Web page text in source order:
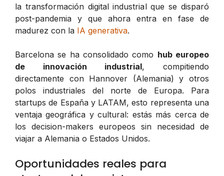
la transformación digital industrial que se disparó
post-pandemia y que ahora entra en fase de
madurez con la IA generativa.
Barcelona se ha consolidado como hub europeo
de innovación industrial, compitiendo
directamente con Hannover (Alemania) y otros
polos industriales del norte de Europa. Para
startups de España y LATAM, esto representa una
ventaja geográfica y cultural: estás más cerca de
los decision-makers europeos sin necesidad de
viajar a Alemania o Estados Unidos.
Oportunidades reales para